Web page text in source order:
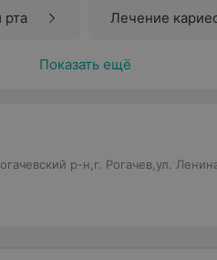
рта
Лечение
Показать ещё
р-н,г. Рогачев,ул.